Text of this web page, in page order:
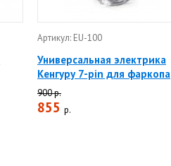
Артикул: EU-100
Универсальная электрика
Кенгуру 7-pin для фаркопа
900 р.
855 р.